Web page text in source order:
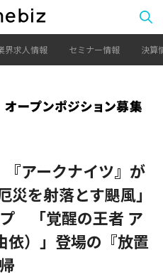
界求人情報 セミナー情報 決算
アークナイツ』が
を射落とす颶風」
「覚醒の王者 ア
依）」登場の『放置